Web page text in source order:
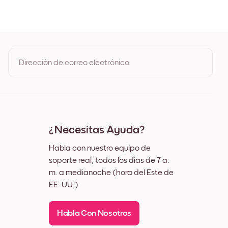
Dirección de correo electrónico
¿Necesitas Ayuda?
Habla con nuestro equipo de
soporte real, todos los días de 7 a.
m. a medianoche (hora del Este de
EE. UU.)
Habla Con Nosotros